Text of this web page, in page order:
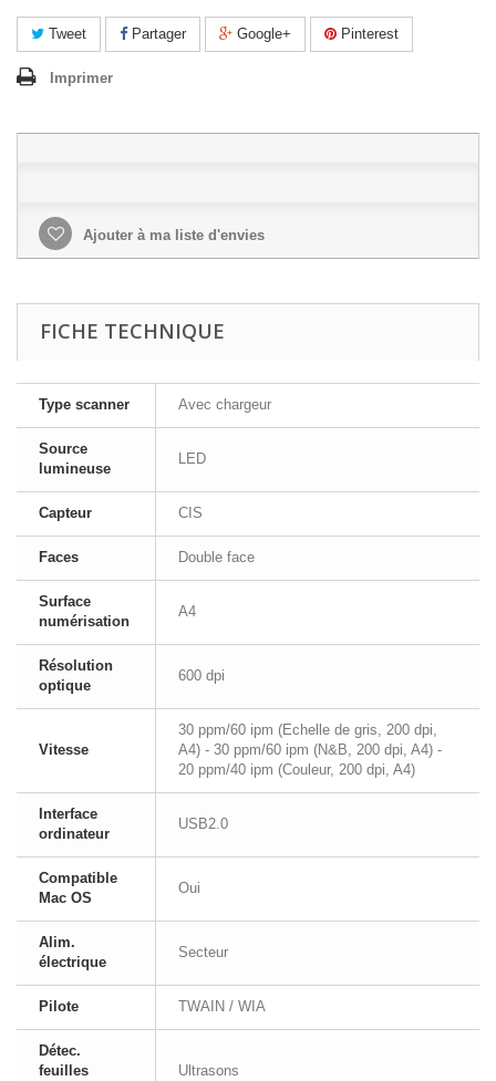
Tweet Partager Google+ Pinterest
Imprimer
Ajouter à ma liste d'envies
FICHE TECHNIQUE
Type scanner Avec chargeur
Source
lumineuse
LED
Capteur CIS
Faces Double face
Surface
numérisation
A4
Résolution
optique
600 dpi
Vitesse
30 ppm/60 ipm (Echelle de gris, 200 dpi,
A4) - 30 ppm/60 ipm (N&B, 200 dpi, A4) -
20 ppm/40 ipm (Couleur, 200 dpi, A4)
Interface
ordinateur
USB2.0
Compatible
Mac OS
Oui
Alim.
électrique
Secteur
Pilote TWAIN / WIA
Détec.
feuilles
Ultrasons